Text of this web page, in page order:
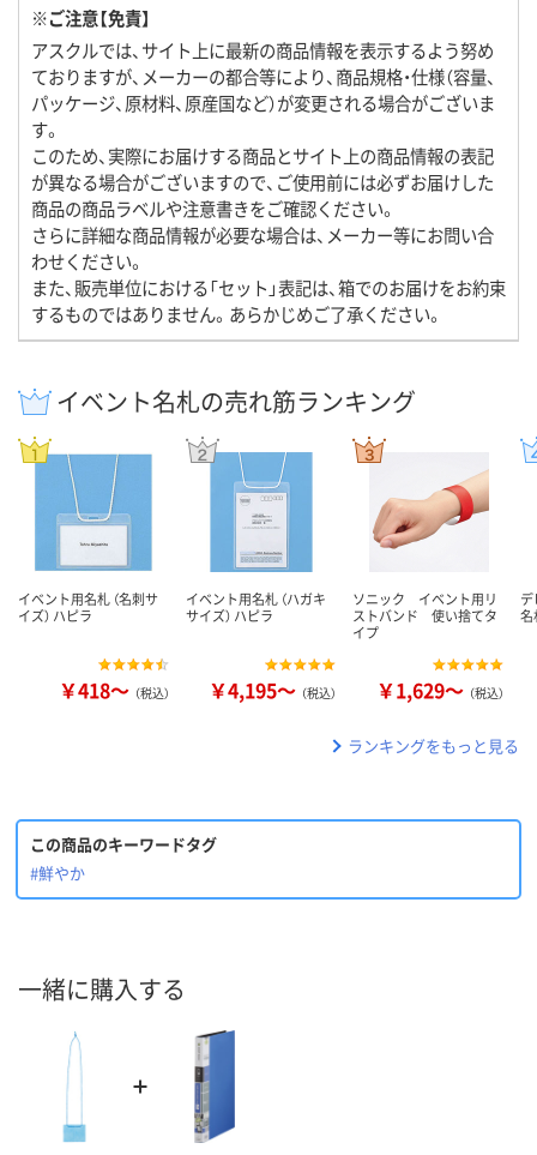
※ご注意【免責】
アスクルでは、サイト上に最新の商品情報を表示するよう努め
ておりますが、メーカーの都合等により、商品規格・仕様（容量、
パッケージ、原材料、原産国など）が変更される場合がございま
す。
このため、実際にお届けする商品とサイト上の商品情報の表記
が異なる場合がございますので、ご使用前には必ずお届けした
商品の商品ラベルや注意書きをご確認ください。
さらに詳細な商品情報が必要な場合は、メーカー等にお問い合
わせください。
また、販売単位における「セット」表記は、箱でのお届けをお約束
するものではありません。あらかじめご了承ください。
イベント名札の売れ筋ランキング
イベント用名札 （名刺サ
イズ） ハピラ
￥418～ （税込）
イベント用名札 （ハガキ
サイズ） ハピラ
￥4,195～ （税込）
ソニック イベント用リ
ストバンド 使い捨てタ
イプ
￥1,629～ （税込）
名
ランキングをもっと見る
この商品のキーワードタグ
#鮮やか
一緒に購入する